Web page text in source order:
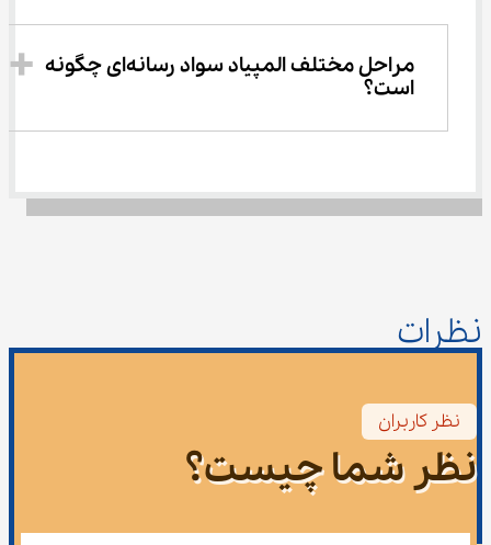
مراحل مختلف المپیاد سواد رسانه‌ای چگونه
است؟
نظرات
نظر کاربران
نظر شما چیست؟